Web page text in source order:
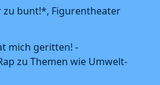
zu bunt!*, Figurentheater
mich geritten! -
zu Themen wie Umwelt-